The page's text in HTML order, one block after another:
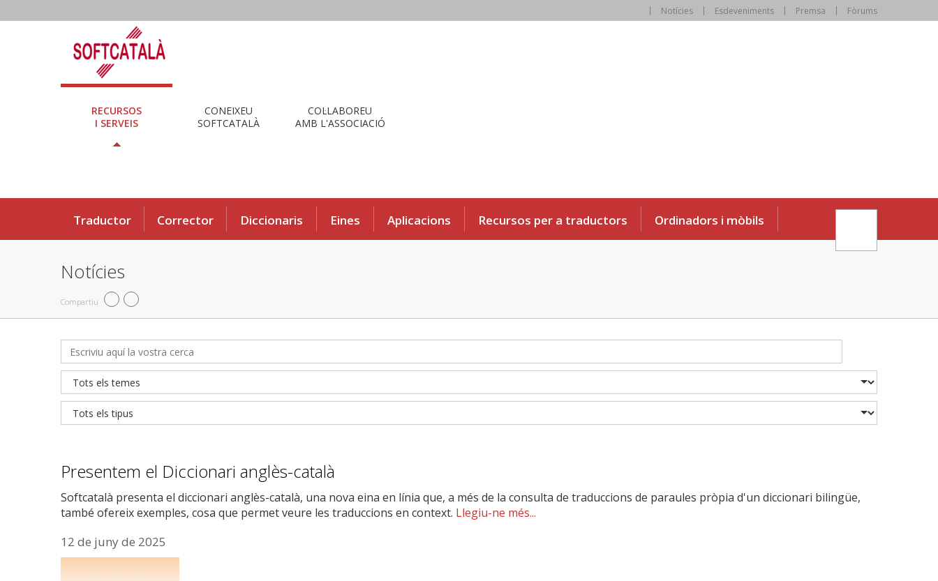
Notícies Esdeveniments Premsa Fòrums
RECURSOS
I SERVEIS
CONEIXEU
SOFTCATALÀ
COL·LABOREU
AMB L'ASSOCIACIÓ
Traductor Corrector Diccionaris Eines Aplicacions Recursos per a traductors Ordinadors i mòbils
Notícies
Compartiu
Presentem el Diccionari anglès-català
Softcatalà presenta el diccionari anglès-català, una nova eina en línia que, a més de la consulta de traduccions de paraules pròpia d'un diccionari bilingüe,
també ofereix exemples, cosa que permet veure les traduccions en context. Llegiu-ne més...
12 de juny de 2025